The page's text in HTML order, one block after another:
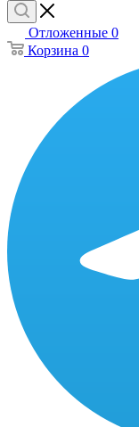
Отложенные 0
Корзина 0